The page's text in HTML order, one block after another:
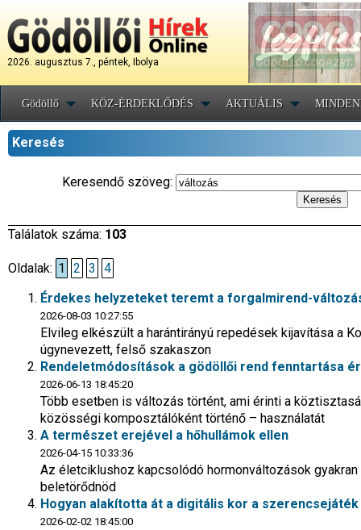
2026. augusztus 7., péntek, Ibolya
Gödöllő KÖZ-ÉRDEKLŐDÉS AKTUÁLIS
Keresés
Keresendő szöveg:
Találatok száma: 103
Oldalak: 1 2 3
4
Érdekes helyzeteket teremt a forgalmirend-
2026-08-03 10:27:55
Elvileg elkészült a harántirányú repedések kijavítása a
úgynevezett, felső szakaszon
Rendeletmódosítások a gödöllői rend fenntartása
2026-06-13 18:45:20
Több esetben is változás történt, ami érinti a
közösségi komposztálóként történő – használatát
A természet erejével a hőhullámok ellen
2026-04-15 10:33:36
Az életciklushoz kapcsolódó hormonváltozások
beletörődnöd
Hogyan alakította át a digitális kor a
2026-02-02 18:45:00